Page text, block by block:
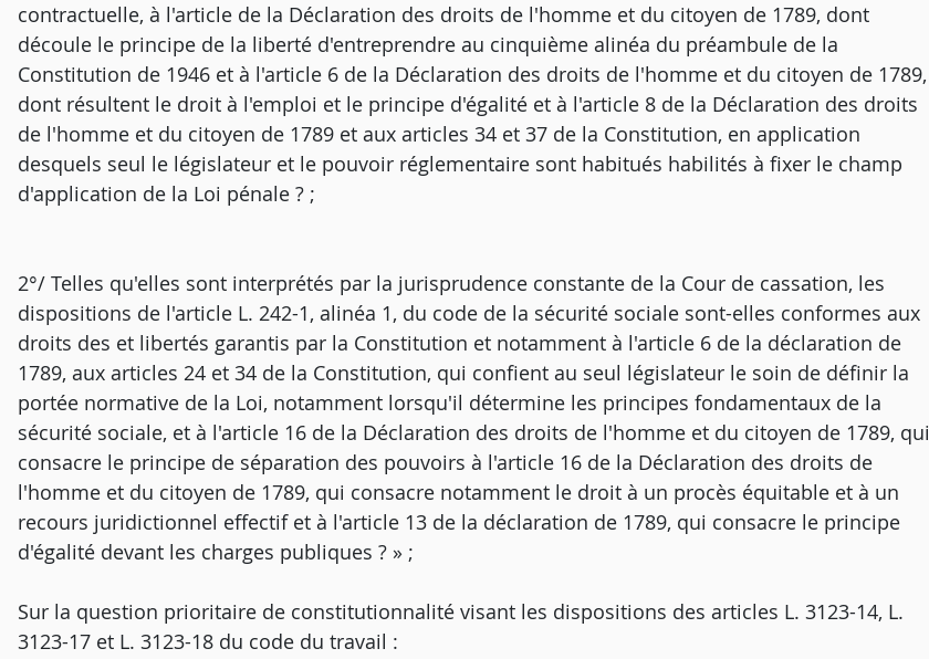
contractuelle, à l'article de la Déclaration des droits de l'homme et du citoyen de 1789, dont
découle le principe de la liberté d'entreprendre au cinquième alinéa du préambule de la
Constitution de 1946 et à l'article 6 de la Déclaration des droits de l'homme et du citoyen de 1789,
dont résultent le droit à l'emploi et le principe d'égalité et à l'article 8 de la Déclaration des droits
de l'homme et du citoyen de 1789 et aux articles 34 et 37 de la Constitution, en application
desquels seul le législateur et le pouvoir réglementaire sont habitués habilités à fixer le champ
d'application de la Loi pénale ? ;
2°/ Telles qu'elles sont interprétés par la jurisprudence constante de la Cour de cassation, les
dispositions de l'article L. 242-1, alinéa 1, du code de la sécurité sociale sont-elles conformes aux
droits des et libertés garantis par la Constitution et notamment à l'article 6 de la déclaration de
1789, aux articles 24 et 34 de la Constitution, qui confient au seul législateur le soin de définir la
portée normative de la Loi, notamment lorsqu'il détermine les principes fondamentaux de la
sécurité sociale, et à l'article 16 de la Déclaration des droits de l'homme et du citoyen de 1789, qui
consacre le principe de séparation des pouvoirs à l'article 16 de la Déclaration des droits de
l'homme et du citoyen de 1789, qui consacre notamment le droit à un procès équitable et à un
recours juridictionnel effectif et à l'article 13 de la déclaration de 1789, qui consacre le principe
d'égalité devant les charges publiques ? » ;
Sur la question prioritaire de constitutionnalité visant les dispositions des articles L. 3123-14, L.
3123-17 et L. 3123-18 du code du travail :